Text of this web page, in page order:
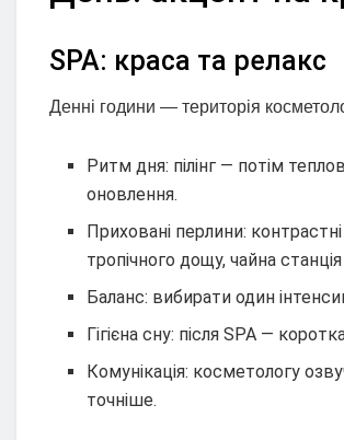
SPA: краса та релакс
Денні години — територія
Ритм дня: пілінг — потім
оновлення.
Приховані перлини:
тропічного дощу, чайна
Баланс: вибирати один
Гігієна сну: після SPA —
Комунікація: косметологу
точніше.